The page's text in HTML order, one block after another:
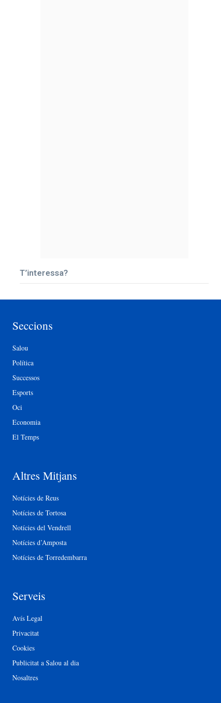
T’interessa?
Seccions
Salou
Política
Successos
Esports
Oci
Economia
El Temps
Altres Mitjans
Notícies de Reus
Notícies de Tortosa
Notícies del Vendrell
Notícies d’Amposta
Notícies de Torredembarra
Serveis
Avís Legal
Privacitat
Cookies
Publicitat a Salou al dia
Nosaltres